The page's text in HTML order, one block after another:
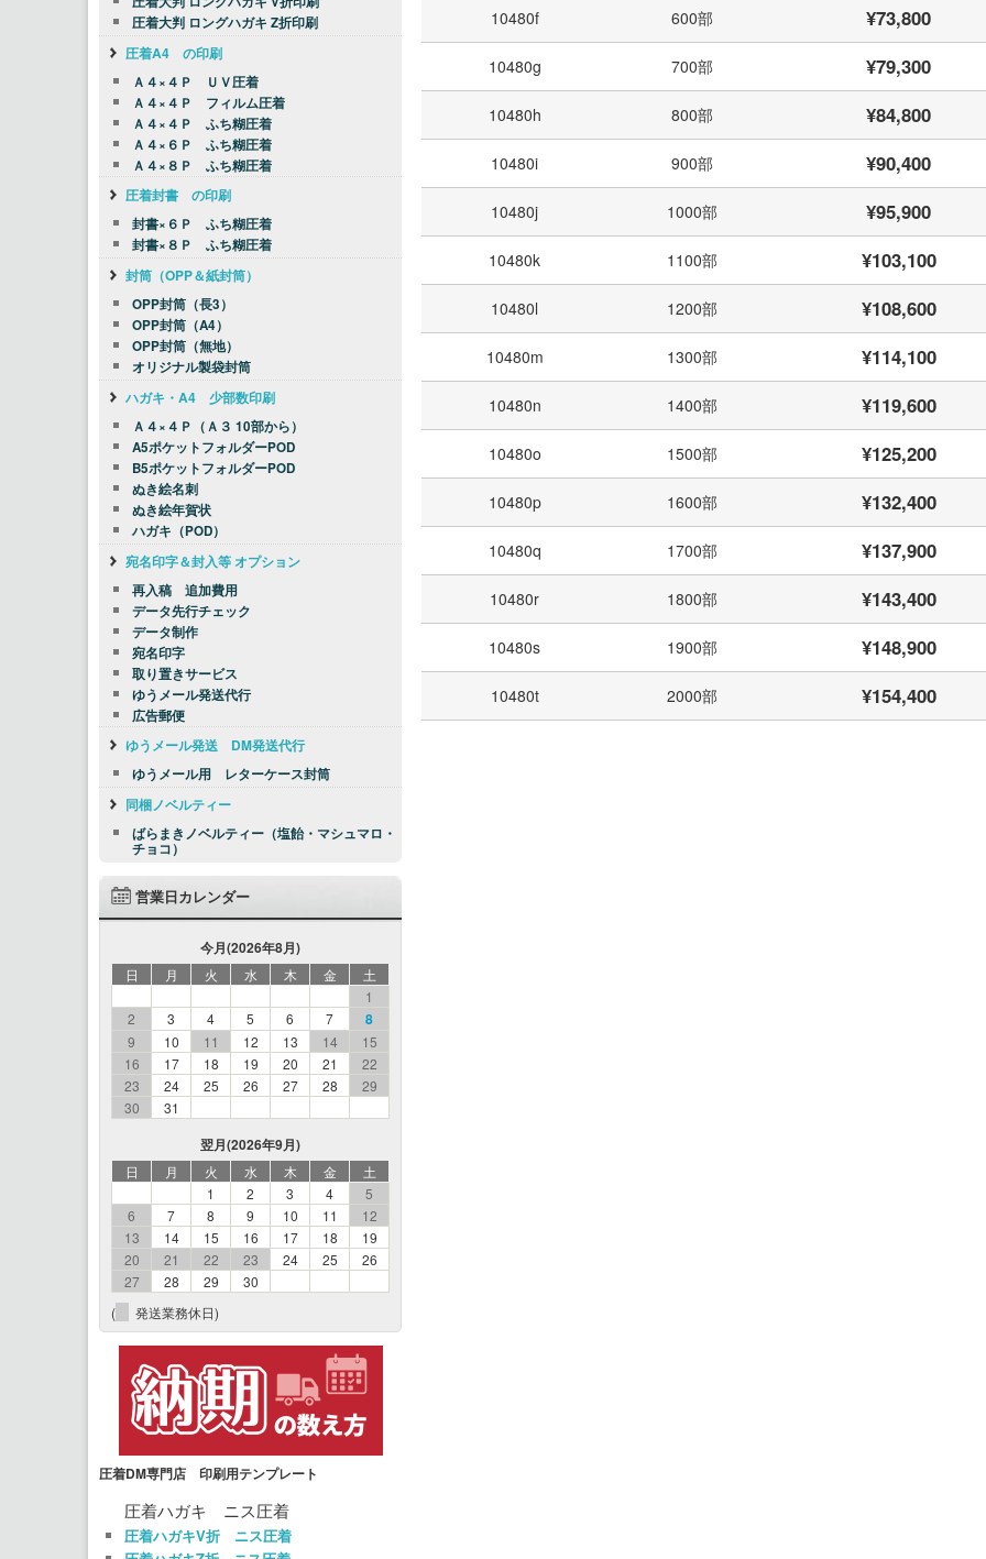
10480f 600部 ¥73,800
10480g 700部 ¥79,300
10480h 800部 ¥84,800
10480i 900部 ¥90,400
10480j 1000部 ¥95,900
10480k 1100部 ¥103,100
10480l 1200部 ¥108,600
10480m 1300部 ¥114,100
10480n 1400部 ¥119,600
10480o 1500部 ¥125,200
10480p 1600部 ¥132,400
10480q 1700部 ¥137,900
10480r 1800部 ¥143,400
10480s 1900部 ¥148,900
10480t 2000部 ¥154,400
圧着大判 ロングハガキ Z折印刷
圧着A4 の印刷
Ａ４×４Ｐ ＵＶ圧着
Ａ４×４Ｐ フィルム圧着
Ａ４×４Ｐ ふち糊圧着
Ａ４×６Ｐ ふち糊圧着
Ａ４×８Ｐ ふち糊圧着
圧着封書 の印刷
封書×６Ｐ ふち糊圧着
封書×８Ｐ ふち糊圧着
封筒（OPP＆紙封筒）
OPP封筒（長3）
OPP封筒（A4）
OPP封筒（無地）
オリジナル製袋封筒
ハガキ・A4 少部数印刷
Ａ４×４Ｐ（Ａ３ 10部から）
A5ポケットフォルダーPOD
B5ポケットフォルダーPOD
ぬき絵名刺
ぬき絵年賀状
ハガキ（POD）
宛名印字＆封入等 オプション
再入稿 追加費用
データ先行チェック
データ制作
宛名印字
取り置きサービス
ゆうメール発送代行
広告郵便
ゆうメール発送 DM発送代行
ゆうメール用 レターケース封筒
同梱ノベルティー
ばらまきノベルティー（塩飴・マシュマロ・
チョコ）
営業日カレンダー
今月(2026年8月)
日 月 火 水 木 金
土
1
2
3 4 5 6 7 8
9 10 11 12 13 14
15
16
17 18 19 20 21
22
23
24 25 26 27 28
29
30
31
翌月(2026年9月)
日 月 火 水 木 金
土
1
2 3 4
5
6
7 8 9 10 11
12
13
14 15 16 17 18
19
20
21 22 23 24 25
26
27
28 29
30
(
発送業務休日)
圧着DM専門店 印刷用テンプレート
圧着ハガキ ニス圧着
圧着ハガキV折 ニス圧着